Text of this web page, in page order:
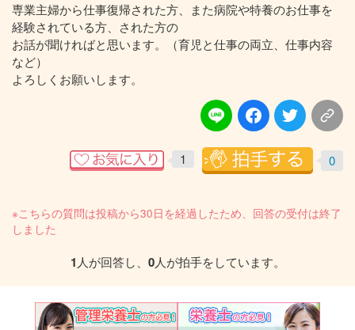
専業主婦から仕事復帰された方、また病院や特養のお仕事を
経験されている方、された方の
お話が聞ければと思います。（育児と仕事の両立、仕事内容
など）
よろしくお願いします。
1 0
※こちらの質問は投稿から30日を経過したため、回答の受付は終了
しました
1人が回答し、 0人が拍手をしています。